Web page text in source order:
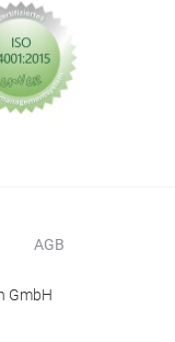
AGB
GmbH